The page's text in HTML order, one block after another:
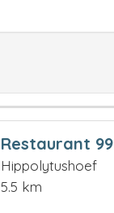
Restaurant 99
Hippolytushoef
5.5 km